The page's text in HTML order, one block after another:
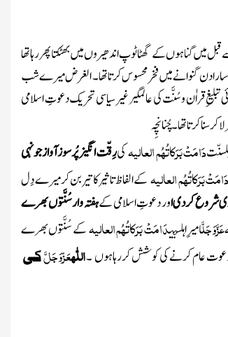
میں گناہوں کے گھٹاٹوپ اندھیروں میں بھٹکتاپھررہاتھا
گنوانے میں فخرمحسوس کرتاتھا ۔ الغرض میرے شب
قراٰن وسُنَّت کی عالمگیر غیرسیاسی تحریک دعوتِ اسلامی
کرتا تھا ۔ چُنانچِہ
دَامَتْ بَرَکاتُہُم العالیہکیرِقّت انگیزپُرسوزآوازجونہی
دَامَتْ بَرَکاتُہُم العالیہکے الفاظ تاثیرکاتیربن کرمیرے دِل
شروع کردی اور دعوتِ اسلامی کےہفتہ وارسُنَّتوں بھرے
عَزَّوَجَلَّامیرِاہلسنّتدَامَتْ بَرَکاتُہُم العالیہکے سُنَّتوں بھرے
عام کرنے کی کوشش کررہاہوں ۔اللّٰہعَزّوَجَلَّکی